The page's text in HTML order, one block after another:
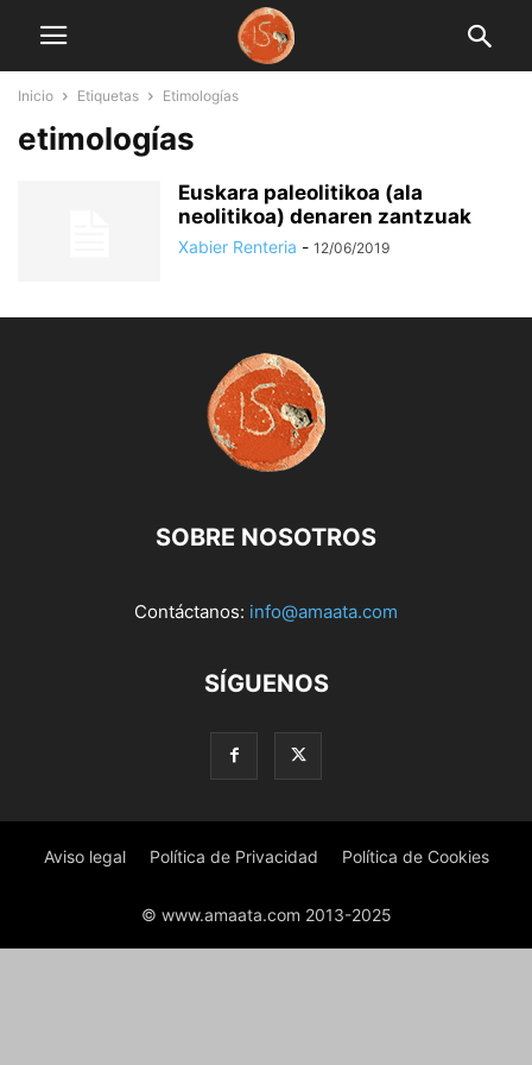
Inicio Etiquetas Etimologías
etimologías
Euskara paleolitikoa (ala
neolitikoa) denaren zantzuak
Xabier Renteria - 12/06/2019
SOBRE NOSOTROS
Contáctanos: info@amaata.com
SÍGUENOS
Aviso legal Política de Privacidad Política de Cookies
© www.amaata.com 2013-2025